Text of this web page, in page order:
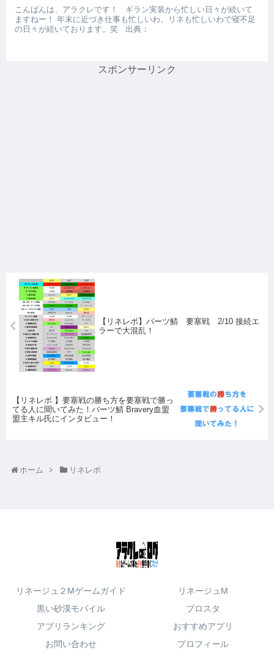
こんばんは、アラクレです！ ギラン実装から忙しい日々が続いて
ますねー！ 年末に近づき仕事も忙しいわ、リネも忙しいわで寝不足
の日々が続いております。笑 出典：
スポンサーリンク
【リネレボ】バーツ鯖 要塞戦 2/10 接続エ
ラーで大混乱！
【リネレボ 】要塞戦の勝ち方を要塞戦で勝っ
てる人に聞いてみた！バーツ鯖 Bravery血盟
盟主キル氏にインタビュー！
ホーム リネレボ
リネージュ２Mゲームガイド
リネージュM
黒い砂漠モバイル
ブロスタ
アプリランキング
おすすめアプリ
お問い合わせ
プロフィール